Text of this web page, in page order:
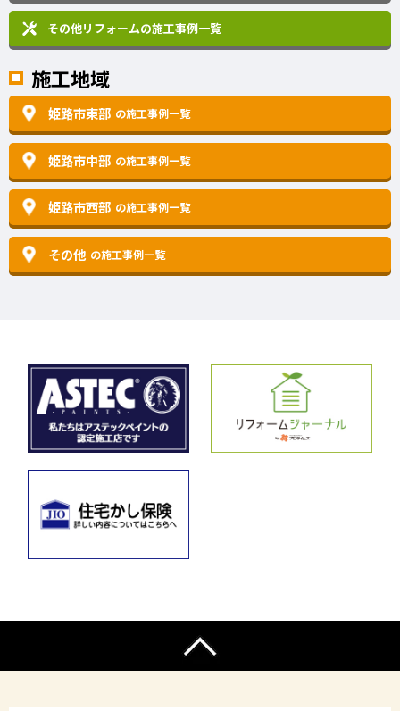
その他リフォームの施工事例一覧
施工地域
姫路市東部 の施工事例一覧
姫路市中部 の施工事例一覧
姫路市西部 の施工事例一覧
その他 の施工事例一覧